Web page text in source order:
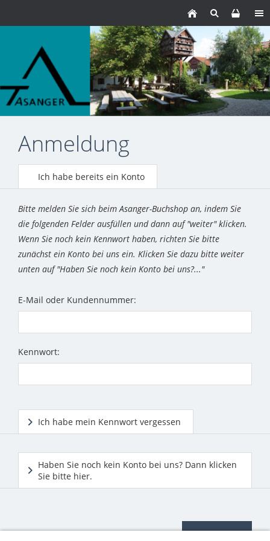
Anmeldung
Ich habe bereits ein Konto
Bitte melden Sie sich beim Asanger-Buchshop an, indem Sie
die folgenden Felder ausfüllen und dann auf "weiter" klicken.
Wenn Sie noch kein Kennwort haben, richten Sie bitte
zunächst ein Konto bei uns ein. Klicken Sie dazu bitte weiter
unten auf "Haben Sie noch kein Konto bei uns?..."
E-Mail oder Kundennummer:
Kennwort:
Ich habe mein Kennwort vergessen
Haben Sie noch kein Konto bei uns? Dann klicken
Sie bitte hier.